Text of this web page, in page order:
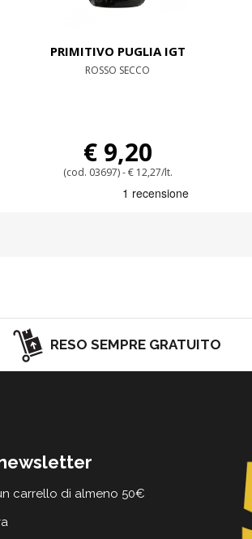
PRIMITIVO PUGLIA IGT
ROSSO SECCO
€ 9,20
(cod. 03697) - € 12,27/lt.
RESO SEMPRE GRATUITO
carrello di almeno 50€